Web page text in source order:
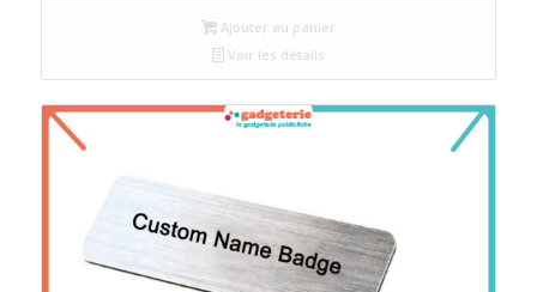
Ajouter au panier
Voir les détails